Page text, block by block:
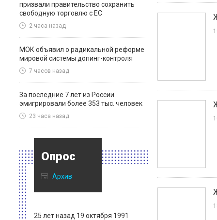
призвали правительство сохранить
свободную торговлю с ЕС
2 часа назад
МОК объявил о радикальной реформе
мировой системы допинг-контроля
7 часов назад
За последние 7 лет из России
эмигрировали более 353 тыс. человек
23 часа назад
Опрос
Архив
25 лет назад 19 октября 1991